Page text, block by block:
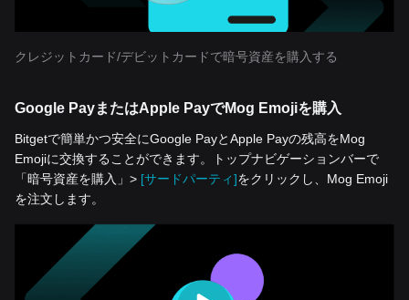
クレジットカード/デビットカードで暗号資産を購入する
Google PayまたはApple PayでMog Emojiを購入
Bitgetで簡単かつ安全にGoogle PayとApple Payの残高をMog
Emojiに交換することができます。トップナビゲーションバーで
「暗号資産を‌購入」> [サードパーティ]をクリックし、Mog Emoji
を注文します。